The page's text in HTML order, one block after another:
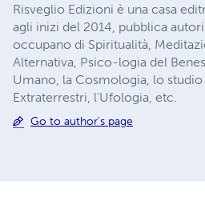
Risveglio Edizioni è una casa
agli inizi del 2014, pubblica
occupano di Spiritualità,
Alternativa, Psico-logia del
Umano, la Cosmologia, lo
Extraterrestri, l'Ufologia, etc.
Go to author's page